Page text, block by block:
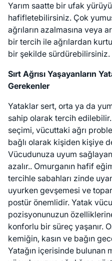
Yarım saatte bir ufak
hafifletebilirsiniz. Çok
ağrıların azalmasına veya
bir tercih ile ağrılardan
bir şekilde sürdürebilirsiniz.
Sırt Ağrısı Yaşayanların
Gerekenler
Yataklar sert, orta ya da
sahip olarak tercih
seçimi, vücuttaki ağrı
bağlı olarak kişiden kişiye
Vücudunuza uyum
azalır.. Omurganın hafif
tercihle sabahları zinde
uyurken gevşemesi ve
postür önemlidir. Yatak
pozisyonunuzun
konforlu bir süreç yaşanır.
kemiğin, kasın ve bağın
Yatağın içerisinde bulunan